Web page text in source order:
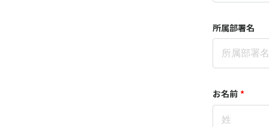
所属部署名
お名前 *